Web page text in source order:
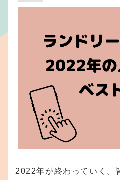
2022年が終わっていく。